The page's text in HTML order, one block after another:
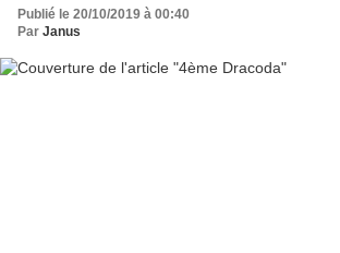
Publié le 20/10/2019 à 00:40
Par Janus